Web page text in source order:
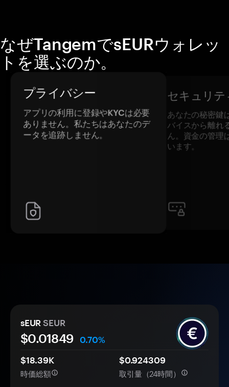
なぜTangemでsEURウォレッ
トを選ぶのか。
プライバシー
アプリの利用に登録やKYCは必要
ありません。私たちはあなたのデ
ータを追跡しません。
セキュリテ
あなたの秘密鍵
バイスから離れ
ん。資金の管理
います。
sEUR SEUR
$0.01849
0.70%
$18.39K
時価総額
$0.924309
取引量（24時間）